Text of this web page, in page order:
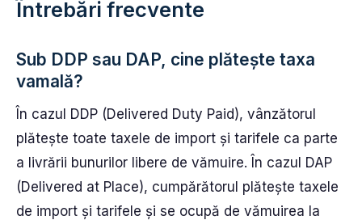
Întrebări frecvente
Sub DDP sau DAP, cine plătește taxa
vamală?
În cazul DDP (Delivered Duty Paid), vânzătorul
plătește toate taxele de import și tarifele ca parte
a livrării bunurilor libere de vămuire. În cazul DAP
(Delivered at Place), cumpărătorul plătește taxele
de import și tarifele și se ocupă de vămuirea la